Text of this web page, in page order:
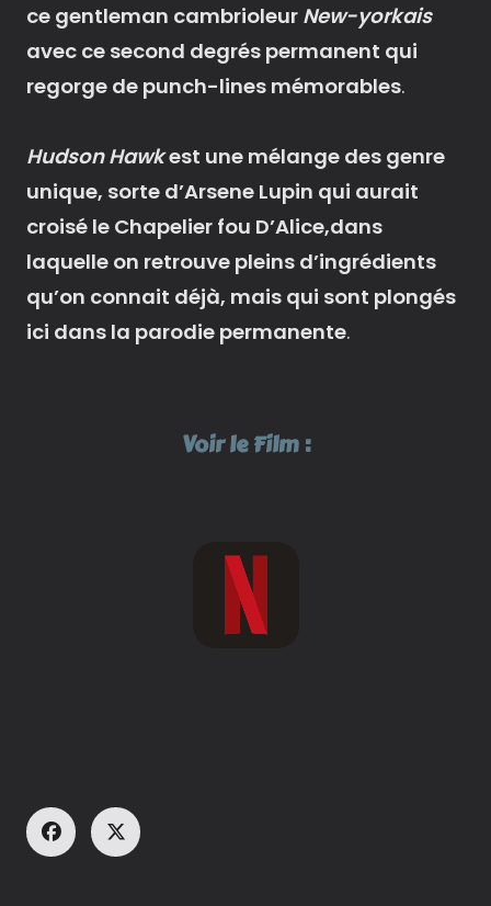
ce gentleman cambrioleur New-yorkais
avec ce second degrés permanent qui
regorge de punch-lines mémorables.
Hudson Hawkest une mélange des genre
unique, sorte d’Arsene Lupin qui aurait
croisé le Chapelier fou D’Alice,dans
laquelle on retrouve pleins d’ingrédients
qu’on connait déjà, mais qui sont plongés
ici dans la parodie permanente.
Voir le Film :